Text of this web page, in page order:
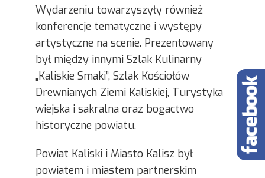
Wydarzeniu towarzyszyły również
konferencje tematyczne i występy
artystyczne na scenie. Prezentowany
był między innymi Szlak Kulinarny
„Kaliskie Smaki”, Szlak Kościołów
Drewnianych Ziemi Kaliskiej, Turystyka
wiejska i sakralna oraz bogactwo
historyczne powiatu.
Powiat Kaliski i Miasto Kalisz był
powiatem i miastem partnerskim